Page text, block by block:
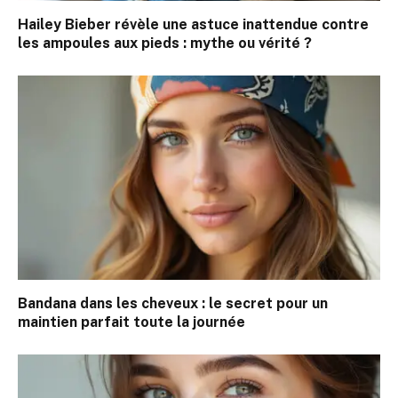
Hailey Bieber révèle une astuce inattendue contre
les ampoules aux pieds : mythe ou vérité ?
Bandana dans les cheveux : le secret pour un
maintien parfait toute la journée